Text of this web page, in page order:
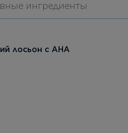
ингредиенты
лосьон с АНА